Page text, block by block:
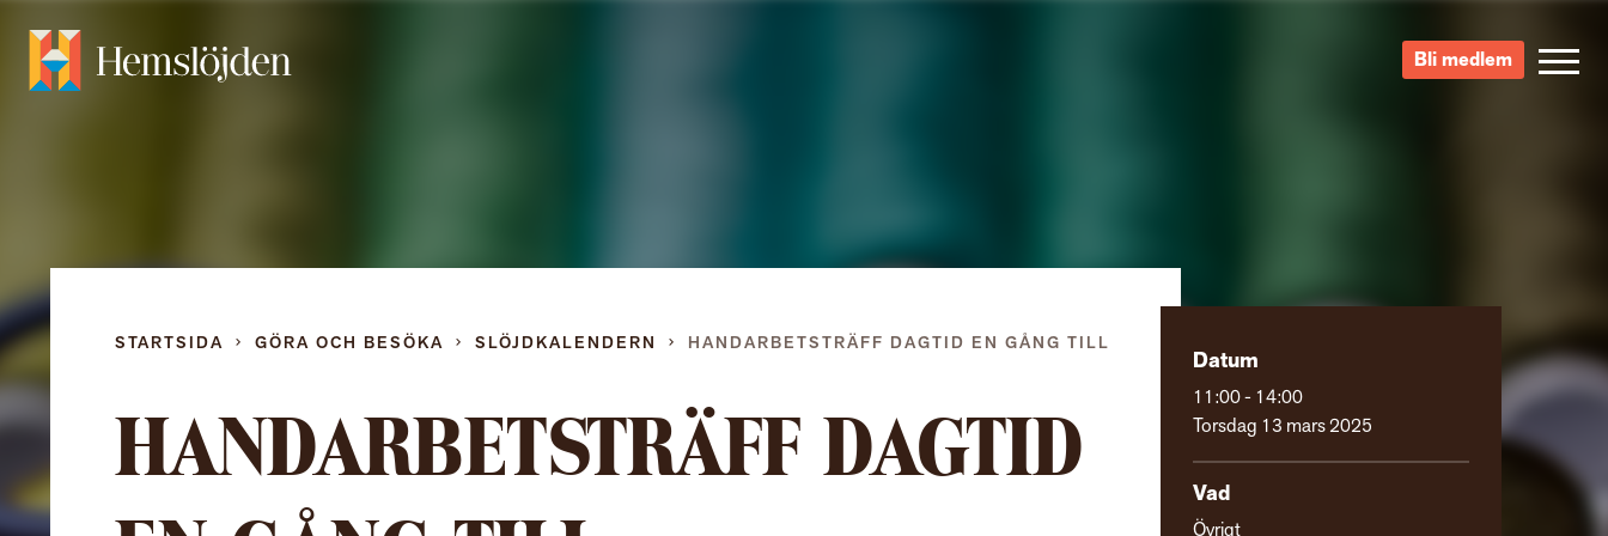
Bli medlem
STARTSIDA GÖRA OCH BESÖKA SLÖJDKALENDERN HANDARBETSTRÄFF DAGTID EN GÅNG TILL
HANDARBETSTRÄFF DAGTID
Datum
11:00 - 14:00
Torsdag 13 mars 2025
Vad
Övrigt